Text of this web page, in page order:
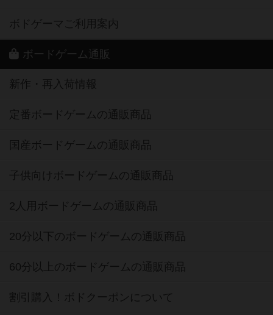
ボドゲーマご利用案内
ボードゲーム通販
新作・再入荷情報
定番ボードゲームの通販商品
国産ボードゲームの通販商品
子供向けボードゲームの通販商品
2人用ボードゲームの通販商品
20分以下のボードゲームの通販商品
60分以上のボードゲームの通販商品
割引購入！ボドクーポンについて